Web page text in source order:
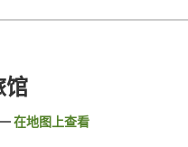
馆
在地图上查看